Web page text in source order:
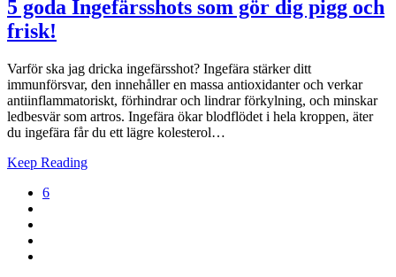
5 goda Ingefärsshots som gör dig pigg och
frisk!
Varför ska jag dricka ingefärsshot? Ingefära stärker ditt
immunförsvar, den innehåller en massa antioxidanter och verkar
antiinflammatoriskt, förhindrar och lindrar förkylning, och minskar
ledbesvär som artros. Ingefära ökar blodflödet i hela kroppen, äter
du ingefära får du ett lägre kolesterol…
Keep Reading
6